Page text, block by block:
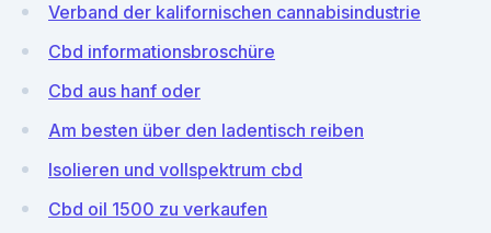
Verband der kalifornischen cannabisindustrie
Cbd informationsbroschüre
Cbd aus hanf oder
Am besten über den ladentisch reiben
Isolieren und vollspektrum cbd
Cbd oil 1500 zu verkaufen